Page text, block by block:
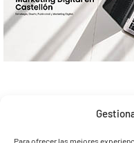
Para ofrecer las mejores